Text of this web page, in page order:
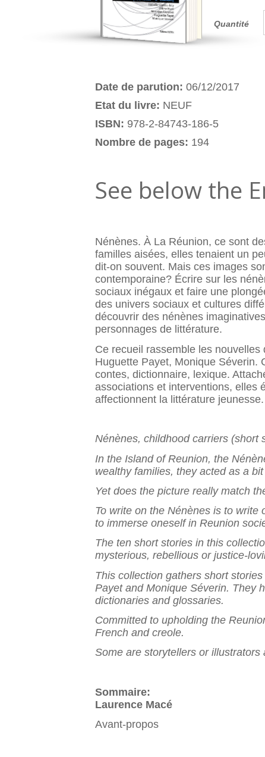
Quantité
Date de parution: 06/12/2017
Etat du livre: NEUF
ISBN: 978-2-84743-186-5
Nombre de pages: 194
See below the
Nénènes. À La Réunion, ce sont
familles aisées, elles tenaient un
dit-on souvent. Mais ces images
contemporaine? Écrire sur les
sociaux inégaux et faire une
des univers sociaux et cultures
découvrir des nénènes
personnages de littérature.
Ce recueil rassemble les
Huguette Payet, Monique Séverin.
contes, dictionnaire, lexique.
associations et interventions, elles
affectionnent la littérature jeunesse.
Nénènes, childhood carriers (short
In the Island of Reunion, the
wealthy families, they acted as a
Yet does the picture really match
To write on the Nénènes is to
to immerse oneself in Reunion
The ten short stories in this
mysterious, rebellious or justice-
This collection gathers short
Payet and Monique Séverin. They
dictionaries and glossaries.
Committed to upholding the
French and creole.
Some are storytellers or
Sommaire:
Laurence Macé
Avant-propos